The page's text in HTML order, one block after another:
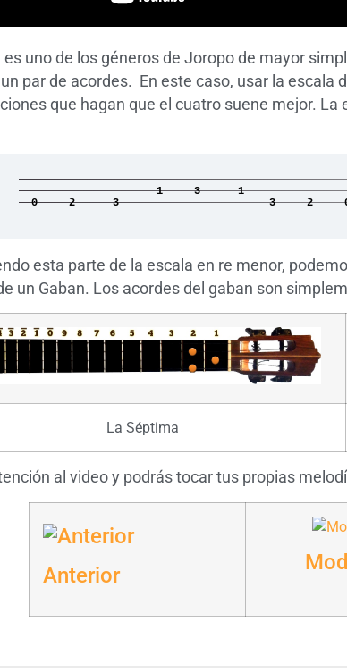
es uno de los géneros de Joropo de mayor
par de acordes. En este caso, usar la escala
que hagan que el cuatro suene mejor.
1 3 1
0 2 3 3 2
esta parte de la escala en re menor,
un Gaban. Los acordes del gaban son
La Séptima
al video y podrás tocar tus propias
Anterior